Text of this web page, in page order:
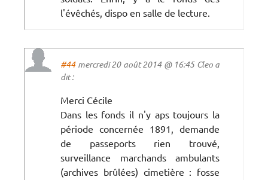
l'évêchés, dispo en salle de lecture.
#44mercredi 20 août 2014 @ 16:45 Cleo a
dit :
Merci Cécile
Dans les fonds il n'y aps toujours la
période concernée 1891, demande
de passeports rien trouvé,
surveillance marchands ambulants
(archives brûlées) cimetière : fosse